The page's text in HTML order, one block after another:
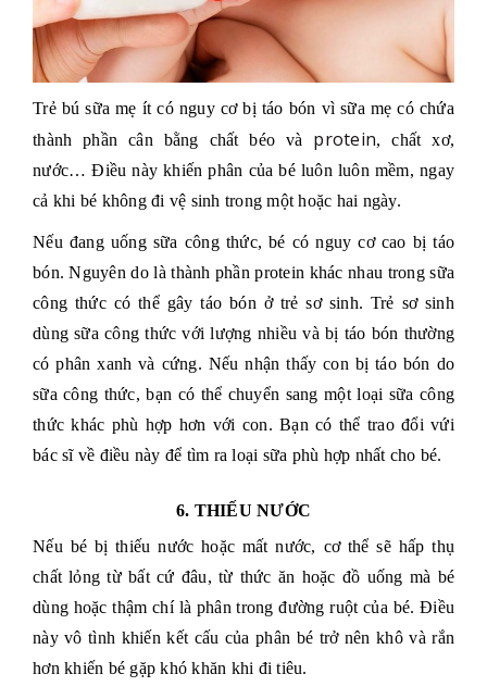
Trẻ bú sữa mẹ ít có nguy cơ bị táo bón vì sữa mẹ có chứa
thành phần cân bằng chất béo và protein, chất xơ,
nước… Điều này khiến phân của bé luôn luôn mềm, ngay
cả khi bé không đi vệ sinh trong một hoặc hai ngày.
Nếu đang uống sữa công thức, bé có nguy cơ cao bị táo
bón. Nguyên do là thành phần protein khác nhau trong sữa
công thức có thể gây táo bón ở trẻ sơ sinh. Trẻ sơ sinh
dùng sữa công thức với lượng nhiều và bị táo bón thường
có phân xanh và cứng. Nếu nhận thấy con bị táo bón do
sữa công thức, bạn có thể chuyển sang một loại sữa công
thức khác phù hợp hơn với con. Bạn có thể trao đổi vứi
bác sĩ về điều này để tìm ra loại sữa phù hợp nhất cho bé.
6. THIẾU NƯỚC
Nếu bé bị thiếu nước hoặc mất nước, cơ thể sẽ hấp thụ
chất lỏng từ bất cứ đâu, từ thức ăn hoặc đồ uống mà bé
dùng hoặc thậm chí là phân trong đường ruột của bé. Điều
này vô tình khiến kết cấu của phân bé trở nên khô và rắn
hơn khiến bé gặp khó khăn khi đi tiêu.